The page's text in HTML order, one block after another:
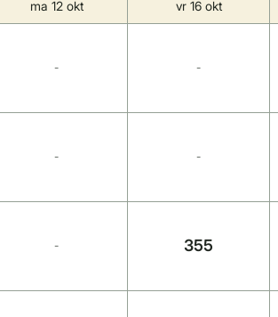
ma 12 okt vr 16 okt
- -
- -
- 355